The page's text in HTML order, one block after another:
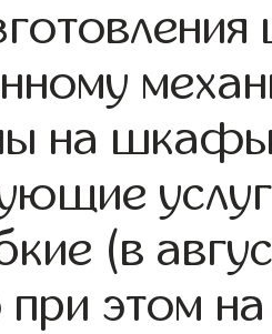
на шкафы
(в
при этом